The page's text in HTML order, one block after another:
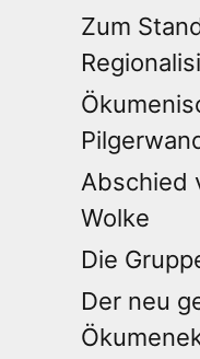
Zum
Abschied
Wolke
Die
Der neu